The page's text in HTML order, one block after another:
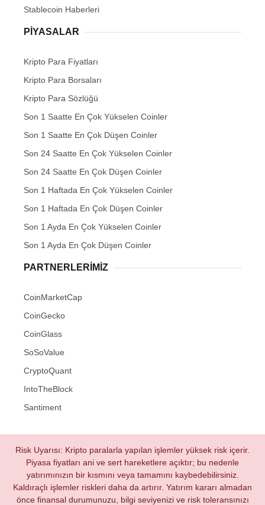
Stablecoin Haberleri
PIYASALAR
Kripto Para Fiyatları
Kripto Para Borsaları
Kripto Para Sözlüğü
Son 1 Saatte En Çok Yükselen Coinler
Son 1 Saatte En Çok Düşen Coinler
Son 24 Saatte En Çok Yükselen Coinler
Son 24 Saatte En Çok Düşen Coinler
Son 1 Haftada En Çok Yükselen Coinler
Son 1 Haftada En Çok Düşen Coinler
Son 1 Ayda En Çok Yükselen Coinler
Son 1 Ayda En Çok Düşen Coinler
PARTNERLERIMIZ
CoinMarketCap
CoinGecko
CoinGlass
SoSoValue
CryptoQuant
IntoTheBlock
Santiment
Risk Uyarısı: Kripto paralarla yapılan işlemler yüksek risk içerir.
Piyasa fiyatları ani ve sert hareketlere açıktır; bu nedenle
yatırımınızın bir kısmını veya tamamını kaybedebilirsiniz.
Kaldıraçlı işlemler riskleri daha da artırır. Yatırım kararı almadan
önce finansal durumunuzu, bilgi seviyenizi ve risk toleransınızı